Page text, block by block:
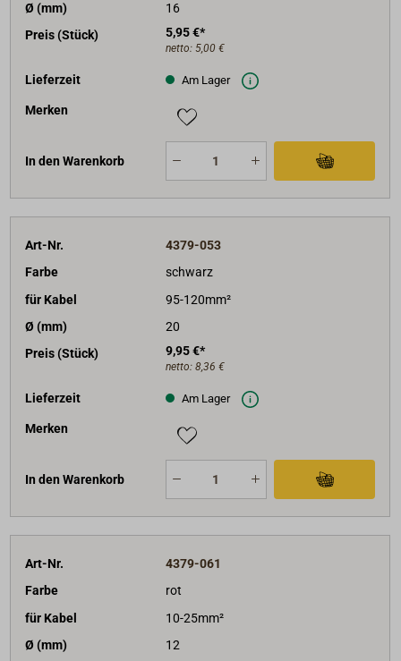
Ø (mm)
16
Preis (Stück)
5,95 €*
netto: 5,00 €
Lieferzeit Am Lager
Merken
In den Warenkorb
Art-Nr.
4379-053
Farbe
schwarz
für Kabel
95-120mm²
Ø (mm)
20
Preis (Stück)
9,95 €*
netto: 8,36 €
Lieferzeit Am Lager
Merken
In den Warenkorb
Art-Nr.
4379-061
Farbe
rot
für Kabel
10-25mm²
Ø (mm)
12